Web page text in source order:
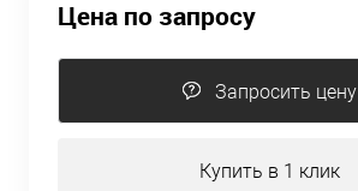
Цена по запросу
Запросить цену
Купить в 1 клик